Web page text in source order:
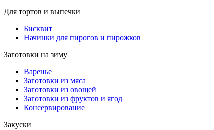
Для тортов и выпечки
Бисквит
Начинки для пирогов и пирожков
Заготовки на зиму
Варенье
Заготовки из мяса
Заготовки из овощей
Заготовки из фруктов и ягод
Консервирование
Закуски